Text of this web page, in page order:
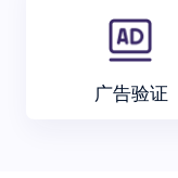
广告验证